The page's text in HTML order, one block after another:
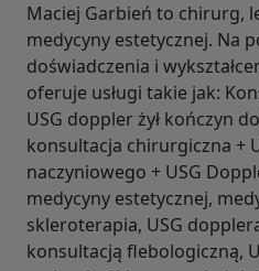
Maciej Garbień to chirurg,
medycyny estetycznej. Na
doświadczenia i
oferuje usługi takie jak:
USG doppler żył kończyn
konsultacja chirurgiczna +
naczyniowego + USG
medycyny estetycznej,
skleroterapia, USG
konsultacją flebologiczną,